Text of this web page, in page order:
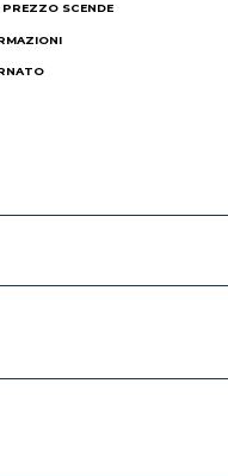
PREZZO SCENDE